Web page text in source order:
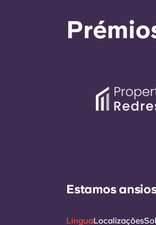
Estamos
LínguaLocalizações